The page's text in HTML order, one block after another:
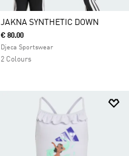
JAKNA SYNTHETIC DOWN
€ 80.00
Djeca Sportswear
2 Colours